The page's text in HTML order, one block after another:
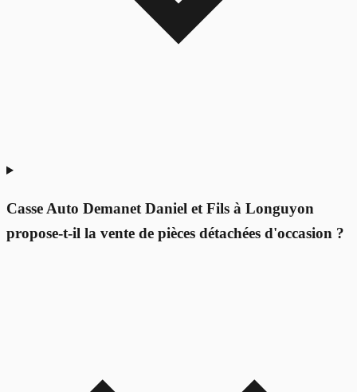
Casse Auto Demanet Daniel et Fils à Longuyon
propose-t-il la vente de pièces détachées d'occasion ?